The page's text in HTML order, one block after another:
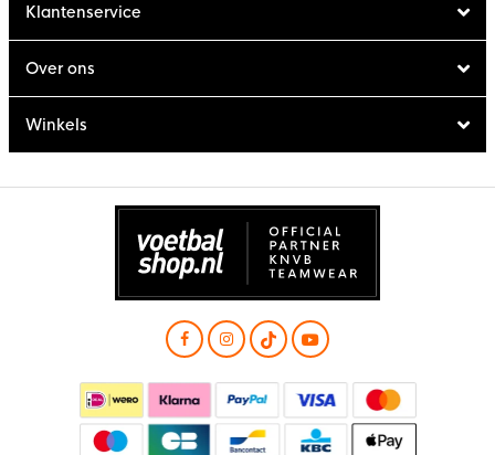
Klantenservice
Over ons
Winkels